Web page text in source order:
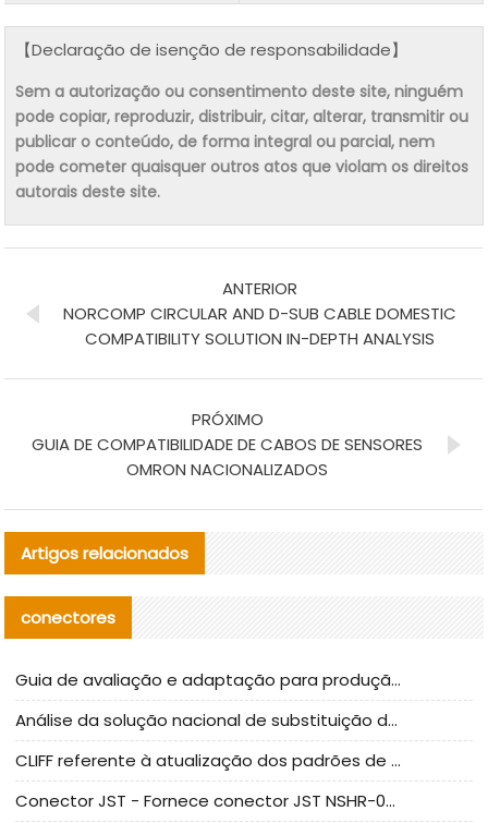
【Declaração de isenção de responsabilidade】
Sem a autorização ou consentimento deste site, ninguém
pode copiar, reproduzir, distribuir, citar, alterar, transmitir ou
publicar o conteúdo, de forma integral ou parcial, nem
pode cometer quaisquer outros atos que violam os direitos
autorais deste site.
ANTERIOR
NORCOMP CIRCULAR AND D-SUB CABLE DOMESTIC
COMPATIBILITY SOLUTION IN-DEPTH ANALYSIS
PRÓXIMO
GUIA DE COMPATIBILIDADE DE CABOS DE SENSORES
OMRON NACIONALIZADOS
Artigos relacionados
conectores
Guia de avaliação e adaptação para produção em massa de componentes de cabos nacionais CNC Tech
Análise da solução nacional de substituição da linha de alta frequência I-PEX
CLIFF referente à atualização dos padrões de teste de conectores nacionais
Conector JST - Fornece conector JST NSHR-02V-S original | substituto